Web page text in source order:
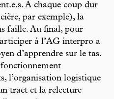
À chaque coup dur
par exemple), la
faille. Au final, pour
à l’AG interpro a
d’apprendre sur le tas.
l’organisation logistique
tract et la relecture